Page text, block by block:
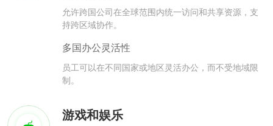
允许跨国公司在全球范围内统一访问和共享资源，支
持跨区域协作。
多国办公灵活性
员工可以在不同国家或地区灵活办公，而不受地域限
制。
游戏和娱乐